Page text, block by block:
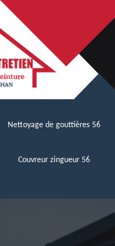
Nettoyage de gouttières 56
Couvreur zingueur 56